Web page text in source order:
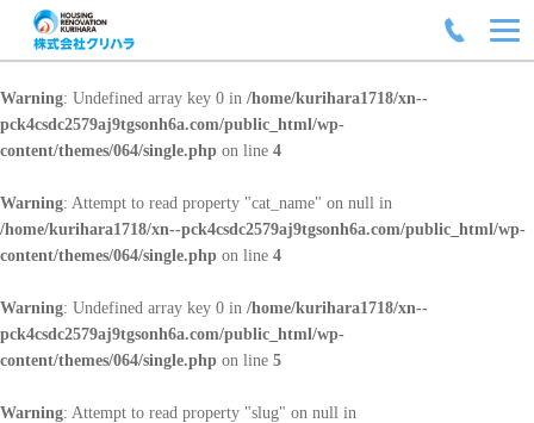
Warning: Undefined array key 0 in /home/kurihara1718/xn--
pck4csdc2579aj9tgsonh6a.com/public_html/wp-
content/themes/064/single.php on line 4
Warning: Attempt to read property "cat_name" on null in
/home/kurihara1718/xn--pck4csdc2579aj9tgsonh6a.com/public_html/wp-
content/themes/064/single.php on line 4
Warning: Undefined array key 0 in /home/kurihara1718/xn--
pck4csdc2579aj9tgsonh6a.com/public_html/wp-
content/themes/064/single.php on line 5
Warning: Attempt to read property "slug" on null in